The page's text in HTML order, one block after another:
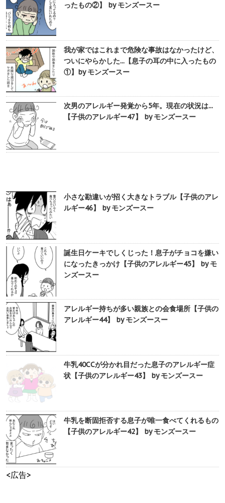
ったもの②】 by モンズースー
我が家ではこれまで危険な事故はなかったけど、
ついにやらかした...【息子の耳の中に入ったもの
①】by モンズースー
次男のアレルギー発覚から5年。現在の状況は...
【子供のアレルギー47】 by モンズースー
小さな勘違いが招く大きなトラブル【子供のアレ
ルギー46】 by モンズースー
誕生日ケーキでしくじった！息子がチョコを嫌い
になったきっかけ【子供のアレルギー45】 by モ
ンズースー
アレルギー持ちが多い親族との会食場所【子供の
アレルギー44】 by モンズースー
牛乳40CCが分かれ目だった息子のアレルギー症
状【子供のアレルギー43】 by モンズースー
牛乳を断固拒否する息子が唯一食べてくれるもの
【子供のアレルギー42】 by モンズースー
<広告>